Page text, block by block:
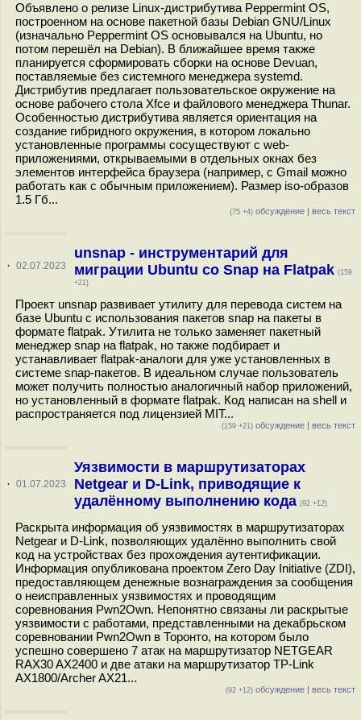
Объявлено о релизе Linux-дистрибутива Peppermint OS,
построенном на основе пакетной базы Debian GNU/Linux
(изначально Peppermint OS основывался на Ubuntu, но
потом перешёл на Debian). В ближайшее время также
планируется сформировать сборки на основе Devuan,
поставляемые без системного менеджера systemd.
Дистрибутив предлагает пользовательское окружение на
основе рабочего стола Xfce и файлового менеджера Thunar.
Особенностью дистрибутива является ориентация на
создание гибридного окружения, в котором локально
установленные программы сосуществуют с web-
приложениями, открываемыми в отдельных окнах без
элементов интерфейса браузера (например, с Gmail можно
работать как с обычным приложением). Размер iso-образов
1.5 Гб...
(75 +4) обсуждение | весь текст
· 02.07.2023
unsnap - инструментарий для
миграции Ubuntu со Snap на Flatpak (159
+21)
Проект unsnap развивает утилиту для перевода систем на
базе Ubuntu с использования пакетов snap на пакеты в
формате flatpak. Утилита не только заменяет пакетный
менеджер snap на flatpak, но также подбирает и
устанавливает flatpak-аналоги для уже установленных в
системе snap-пакетов. В идеальном случае пользователь
может получить полностью аналогичный набор приложений,
но установленный в формате flatpak. Код написан на shell и
распространяется под лицензией MIT...
(159 +21) обсуждение | весь текст
· 01.07.2023
Уязвимости в маршрутизаторах
Netgear и D-Link, приводящие к
удалённому выполнению кода (92 +12)
Раскрыта информация об уязвимостях в маршрутизаторах
Netgear и D-Link, позволяющих удалённо выполнить свой
код на устройствах без прохождения аутентификации.
Информация опубликована проектом Zero Day Initiative (ZDI),
предоставляющем денежные вознаграждения за сообщения
о неисправленных уязвимостях и проводящим
соревнования Pwn2Own. Непонятно связаны ли раскрытые
уязвимости с работами, представленными на декабрьском
соревновании Pwn2Own в Торонто, на котором было
успешно совершено 7 атак на маршрутизатор NETGEAR
RAX30 AX2400 и две атаки на маршрутизатор TP-Link
AX1800/Archer AX21...
(92 +12) обсуждение | весь текст